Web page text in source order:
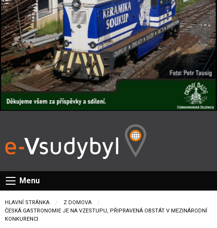
Menu
HLAVNÍ STRÁNKA
Z DOMOVA
CURRENT:
ČESKÁ GASTRONOMIE JE NA VZESTUPU, PŘIPRAVENÁ OBSTÁT V MEZINÁRODNÍ
KONKURENCI